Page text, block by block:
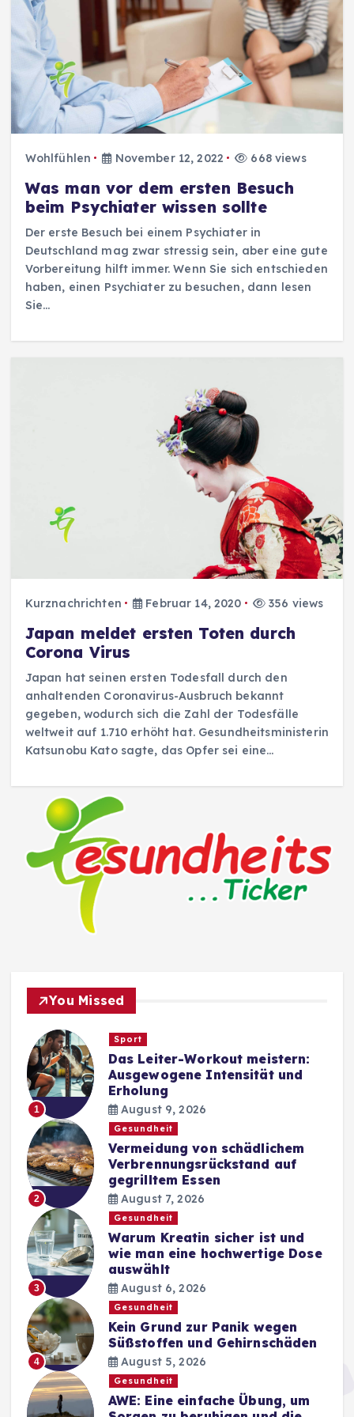
Wohlfühlen November 12, 2022 668 views
Was man vor dem ersten Besuch
beim Psychiater wissen sollte
Der erste Besuch bei einem Psychiater in
Deutschland mag zwar stressig sein, aber eine gute
Vorbereitung hilft immer. Wenn Sie sich entschieden
haben, einen Psychiater zu besuchen, dann lesen
Sie…
Kurznachrichten Februar 14, 2020 356 views
Japan meldet ersten Toten durch
Corona Virus
Japan hat seinen ersten Todesfall durch den
anhaltenden Coronavirus-Ausbruch bekannt
gegeben, wodurch sich die Zahl der Todesfälle
weltweit auf 1.710 erhöht hat. Gesundheitsministerin
Katsunobu Kato sagte, das Opfer sei eine…
You Missed
1
Sport
Das Leiter-Workout meistern:
Ausgewogene Intensität und
Erholung
August 9, 2026
2
Gesundheit
Vermeidung von schädlichem
Verbrennungsrückstand auf
gegrilltem Essen
August 7, 2026
3
Gesundheit
Warum Kreatin sicher ist und
wie man eine hochwertige Dose
auswählt
August 6, 2026
4
Gesundheit
Kein Grund zur Panik wegen
Süßstoffen und Gehirnschäden
August 5, 2026
Gesundheit
AWE: Eine einfache Übung, um